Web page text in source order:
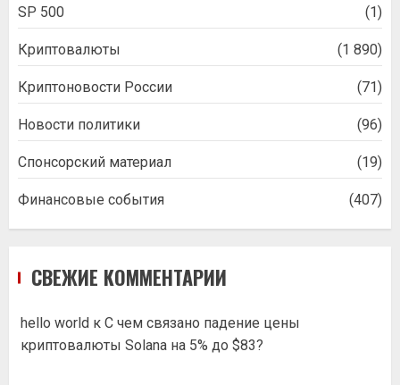
SP 500 (1)
Криптовалюты (1 890)
Криптоновости России (71)
Новости политики (96)
Спонсорский материал (19)
Финансовые события (407)
СВЕЖИЕ КОММЕНТАРИИ
hello world к С чем связано падение цены
криптовалюты Solana на 5% до $83?